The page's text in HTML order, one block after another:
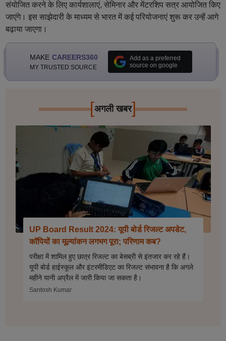
संयोजित करने के लिए कार्यशालाएं, सेमिनार और मेंटरशिप सत्र आयोजित किए
जाएंगे। इस साझेदारी के माध्यम से भारत में कई परियोजनाएं शुरू कर उन्हें आगे
बढ़ाया जाएगा।
MAKE CAREERS360
MY TRUSTED SOURCE
Add as a preferred
source on google
[अगली खबर]
UP Board Result 2024: यूपी बोर्ड रिजल्ट अपडेट,
कॉपियों का मूल्यांकन लगभग पूरा; परिणाम कब?
परीक्षा में शामिल हुए छात्र रिजल्ट का बेसब्री से इंतजार कर रहे हैं।
यूपी बोर्ड हाईस्कूल और इंटरमीडिएट का रिजल्ट संभावना है कि अगले
महीने यानी अप्रैल में जारी किया जा सकता है।
Santosh Kumar